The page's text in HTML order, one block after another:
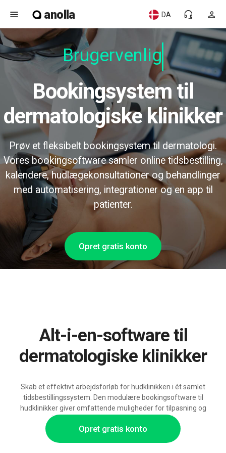
menu anolla person
headset_mic
DA
Brugervenlig
Bookingsystem til
dermatologiske klinikker
Prøv et fleksibelt bookingsystem til dermatologi.
Vores bookingsoftware samler online tidsbestilling,
kalendere, hudlægekonsultationer og behandlinger
med automatisering, integrationer og en app til
patienter.
Opret gratis konto
Opret gratis konto
Alt-i-en-software til
dermatologiske klinikker
Skab et effektivt arbejdsforløb for hudklinikken i ét samlet
tidsbestillingssystem. Den modulære bookingsoftware til
hudklinikker giver omfattende muligheder for tilpasning og
integration og er klar til øget brug af AI.